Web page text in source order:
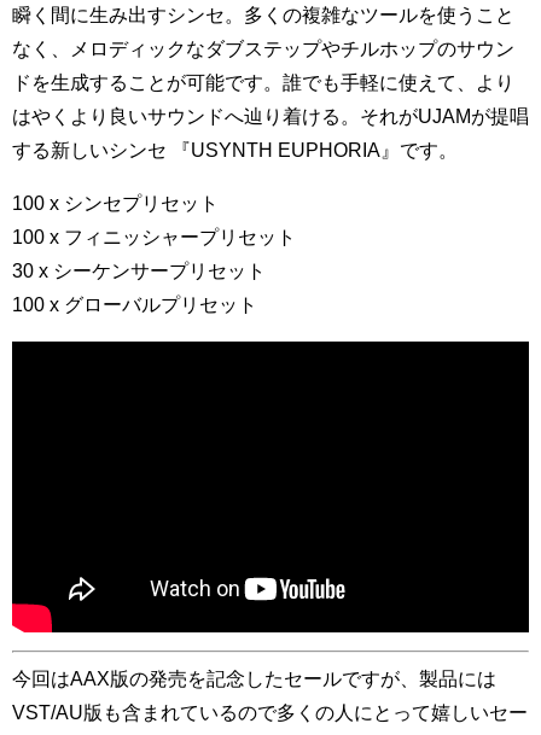
瞬く間に生み出すシンセ。多くの複雑なツールを使うこと
なく、メロディックなダブステップやチルホップのサウン
ドを生成することが可能です。誰でも手軽に使えて、より
はやくより良いサウンドへ辿り着ける。それがUJAMが提唱
する新しいシンセ 『USYNTH EUPHORIA』です。
100 x シンセプリセット
100 x フィニッシャープリセット
30 x シーケンサープリセット
100 x グローバルプリセット
今回はAAX版の発売を記念したセールですが、製品には
VST/AU版も含まれているので多くの人にとって嬉しいセー